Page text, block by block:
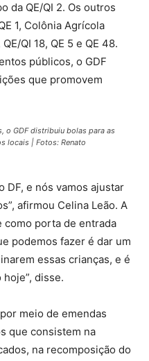
da QE/QI 2. Os outros
1, Colônia Agrícola
QI 18, QE 5 e QE 48.
públicos, o GDF
que promovem
o GDF distribuiu bolas para as
locais | Fotos: Renato
DF, e nós vamos ajustar
afirmou Celina Leão. A
porta de entrada
podemos fazer é dar um
essas crianças, e é
disse.
meio de emendas
que consistem na
na recomposição do